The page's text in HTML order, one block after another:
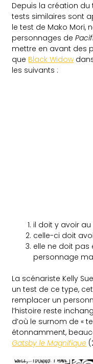
Depuis la création
tests similaires sont
le test de Mako Mori,
personnages de
mettre en avant des
que Black Widow
les suivants :
il doit y avoir
celle-ci doit
elle ne doit pas
personnage
La scénariste Kelly
un test de ce type,
remplacer un
l’histoire reste
d’où le surnom de «
étonnamment,
Gatsby le Magnifique